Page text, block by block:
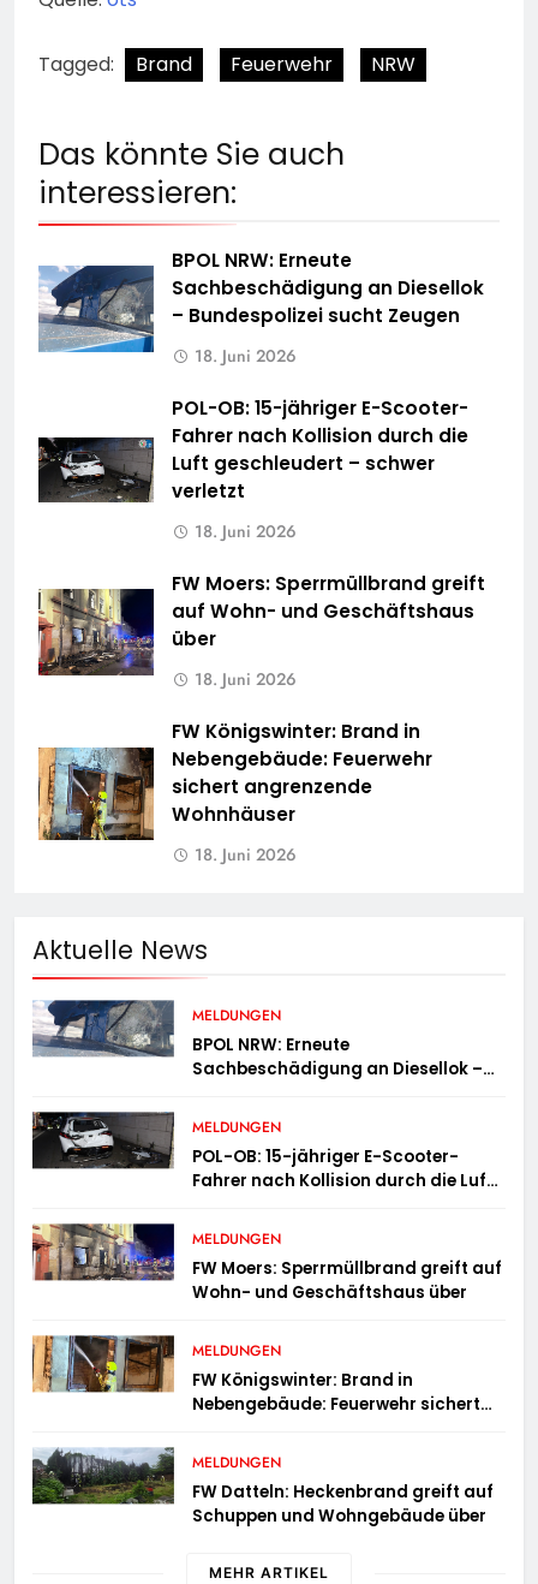
Tagged: Brand Feuerwehr NRW
Das könnte Sie auch
interessieren:
BPOL NRW: Erneute
Sachbeschädigung an Diesellok
– Bundespolizei sucht Zeugen
18. Juni 2026
POL-OB: 15-jähriger E-Scooter-
Fahrer nach Kollision durch die
Luft geschleudert – schwer
verletzt
18. Juni 2026
FW Moers: Sperrmüllbrand greift
auf Wohn- und Geschäftshaus
über
18. Juni 2026
FW Königswinter: Brand in
Nebengebäude: Feuerwehr
sichert angrenzende
Wohnhäuser
18. Juni 2026
Aktuelle News
MELDUNGEN
BPOL NRW: Erneute
Sachbeschädigung an Diesellok –
MELDUNGEN
POL-OB: 15-jähriger E-Scooter-
Fahrer nach Kollision durch die Luft
MELDUNGEN
FW Moers: Sperrmüllbrand greift auf
Wohn- und Geschäftshaus über
MELDUNGEN
FW Königswinter: Brand in
Nebengebäude: Feuerwehr sichert
MELDUNGEN
FW Datteln: Heckenbrand greift auf
Schuppen und Wohngebäude über
MEHR ARTIKEL